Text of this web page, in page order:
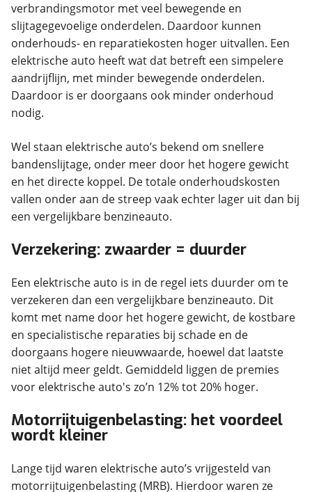
verbrandingsmotor met veel bewegende en
slijtagegevoelige onderdelen. Daardoor kunnen
onderhouds- en reparatiekosten hoger uitvallen. Een
elektrische auto heeft wat dat betreft een simpelere
aandrijflijn, met minder bewegende onderdelen.
Daardoor is er doorgaans ook minder onderhoud
nodig.
Wel staan elektrische auto’s bekend om snellere
bandenslijtage, onder meer door het hogere gewicht
en het directe koppel. De totale onderhoudskosten
vallen onder aan de streep vaak echter lager uit dan bij
een vergelijkbare benzineauto.
Verzekering: zwaarder = duurder
Een elektrische auto is in de regel iets duurder om te
verzekeren dan een vergelijkbare benzineauto. Dit
komt met name door het hogere gewicht, de kostbare
en specialistische reparaties bij schade en de
doorgaans hogere nieuwwaarde, hoewel dat laatste
niet altijd meer geldt. Gemiddeld liggen de premies
voor elektrische auto's zo’n 12% tot 20% hoger.
Motorrijtuigenbelasting: het voordeel
wordt kleiner
Lange tijd waren elektrische auto’s vrijgesteld van
motorrijtuigenbelasting (MRB). Hierdoor waren ze